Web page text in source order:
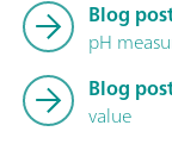
Blog
pH
Blog
value